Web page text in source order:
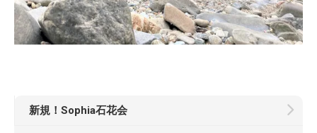
新規！Sophia石花会